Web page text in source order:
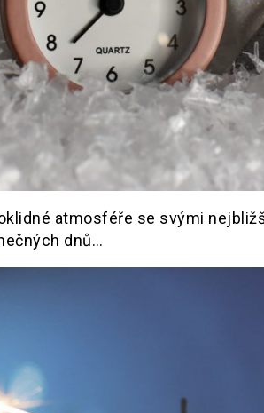
atmosféře se svými
dnů…